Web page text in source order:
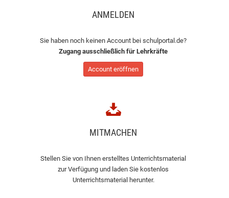
ANMELDEN
Sie haben noch keinen Account bei schulportal.de?
Zugang ausschließlich für Lehrkräfte
Account eröffnen
MITMACHEN
Stellen Sie von Ihnen erstelltes Unterrichtsmaterial
zur Verfügung und laden Sie kostenlos
Unterrichtsmaterial herunter.